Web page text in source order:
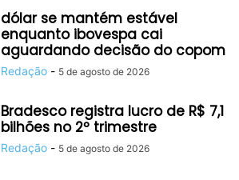
dólar se mantém estável
enquanto ibovespa cai
aguardando decisão do copom
Redação - 5 de agosto de 2026
Bradesco registra lucro de R$ 7,1
bilhões no 2º trimestre
Redação - 5 de agosto de 2026